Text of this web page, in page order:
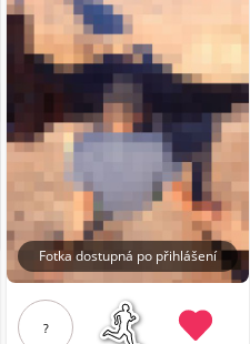
Fotka dostupná po přihlášení
?